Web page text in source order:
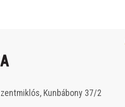
Kunbábony 37/2